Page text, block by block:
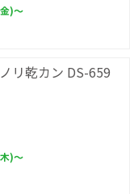
)～
リ乾カン DS-659
)～